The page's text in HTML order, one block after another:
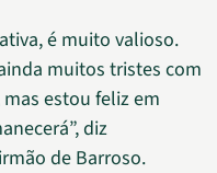
é muito valioso.
muitos tristes com
estou feliz em
diz
de Barroso.